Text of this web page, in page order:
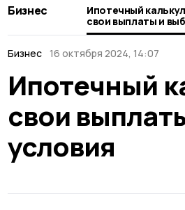
Бизнес
Ипотечный
свои выплаты и
условия
Бизнес 16 октября 2024, 14:07
Ипотечный
свои
условия